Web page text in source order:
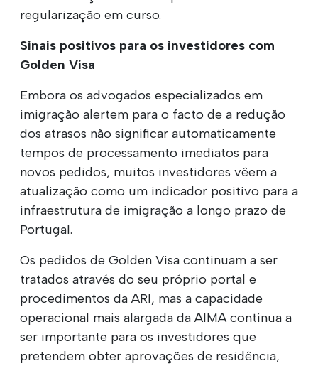
regularização em curso.
Sinais positivos para os investidores com
Golden Visa
Embora os advogados especializados em
imigração alertem para o facto de a redução
dos atrasos não significar automaticamente
tempos de processamento imediatos para
novos pedidos, muitos investidores vêem a
atualização como um indicador positivo para a
infraestrutura de imigração a longo prazo de
Portugal.
Os pedidos de Golden Visa continuam a ser
tratados através do seu próprio portal e
procedimentos da ARI, mas a capacidade
operacional mais alargada da AIMA continua a
ser importante para os investidores que
pretendem obter aprovações de residência,